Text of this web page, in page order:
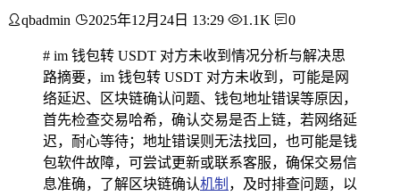
qbadmin 2025年12月24日 13:29 1.1K 0
# im 钱包转 USDT 对方未收到情况分析与解决思
路摘要，im 钱包转 USDT 对方未收到，可能是网
络延迟、区块链确认问题、钱包地址错误等原因，
首先检查交易哈希，确认交易是否上链，若网络延
迟，耐心等待；地址错误则无法找回，也可能是钱
包软件故障，可尝试更新或联系客服，确保交易信
息准确，了解区块链确认机制 ，及时排查问题，以